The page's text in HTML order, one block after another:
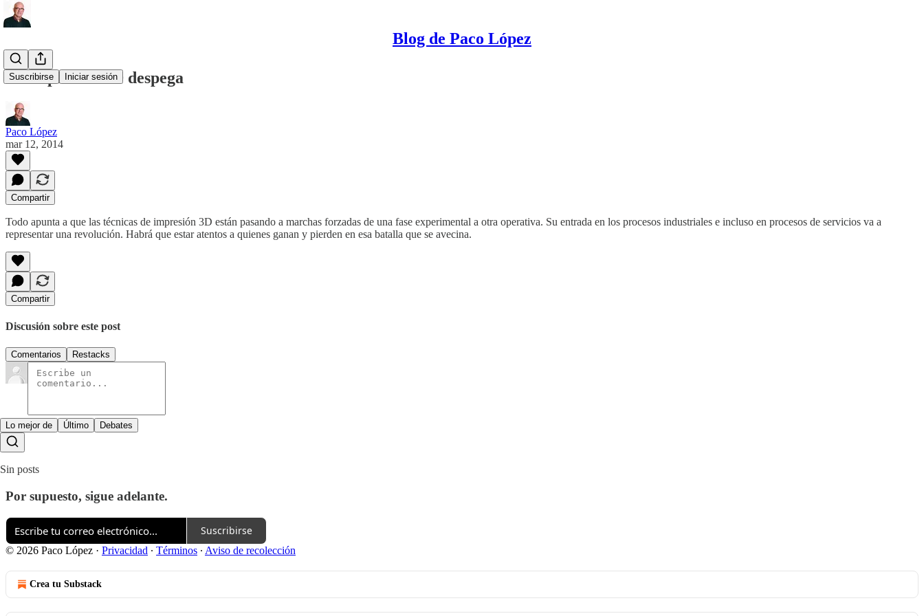
Blog de Paco López
Suscribirse Iniciar sesión
La impresión 3D despega
Paco López
mar 12, 2014
Compartir
Todo apunta a que las técnicas de impresión 3D están pasando a marchas forzadas de una fase experimental a otra operativa. Su entrada en los procesos industriales e incluso en procesos de servicios va a
representar una revolución. Habrá que estar atentos a quienes ganan y pierden en esa batalla que se avecina.
Compartir
Discusión sobre este post
Comentarios Restacks
Lo mejor de Último Debates
Sin posts
Por supuesto, sigue adelante.
Suscribirse
© 2026 Paco López · Privacidad ∙ Términos ∙ Aviso de recolección
Crea tu Substack